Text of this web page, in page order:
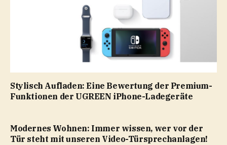
Stylisch Aufladen: Eine Bewertung der Premium-
Funktionen der UGREEN iPhone-Ladegeräte
Modernes Wohnen: Immer wissen, wer vor der
Tür steht mit unseren Video-Türsprechanlagen!